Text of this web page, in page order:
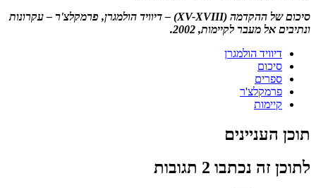
סיכום של ההקדמה (XV-XVIII) – דיוויד הולמגרן, פרמקלצ'ר – עקרונות
ונתיבים אל מעבר לקיימות, 2002.
דיוויד הולמגרן
סיכום
ספרים
פרמקלצ'ר
קיימות
תוכן העניינים
לתוכן זה נכתבו 2 תגובות